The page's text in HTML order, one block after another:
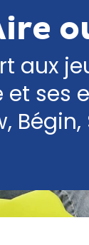
aux
et ses